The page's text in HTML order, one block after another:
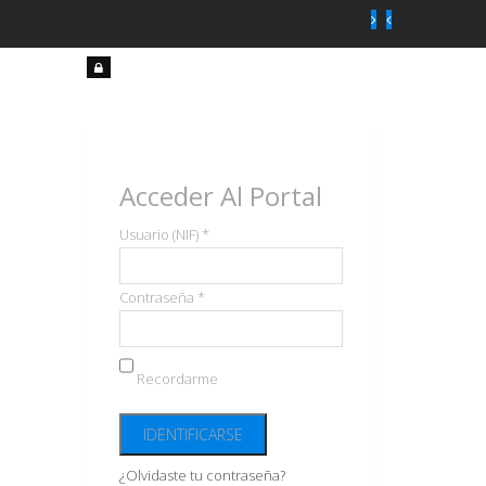
Acceder Al Portal
Usuario (NIF) *
Contraseña *
Recordarme
¿Olvidaste tu contraseña?